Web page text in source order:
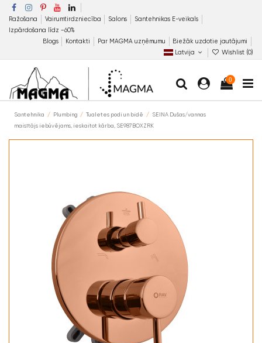
Ražošana Vairumtirdzniecība Salons
Santehnikas E-veikals
Izpārdošana līdz −60%
Blogs
Kontakti Par MAGMA uzņēmumu
Biežāk uzdotie jautājumi
Latvija
Wishlist (0)
0
Santehnika Plumbing Tualetes podi un bidē
SEINA Dušas/vannas
maisītājs iebūvējams, ieskaitot kārba, SE987BOXZRK